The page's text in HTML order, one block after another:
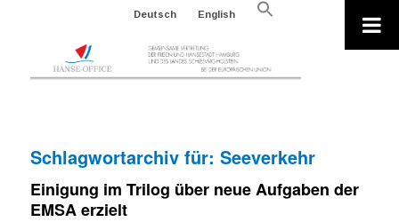
Deutsch English
Search
Schlagwortarchiv für: Seeverkehr
Einigung im Trilog über neue Aufgaben der
EMSA erzielt